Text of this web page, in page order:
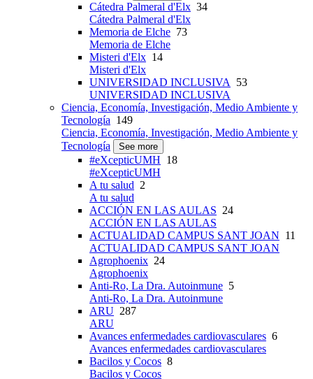
Cátedra Palmeral d'Elx 34
Cátedra Palmeral d'Elx
Memoria de Elche 73
Memoria de Elche
Misteri d'Elx 14
Misteri d'Elx
UNIVERSIDAD INCLUSIVA 53
UNIVERSIDAD INCLUSIVA
Ciencia, Economía, Investigación, Medio Ambiente y
Tecnología 149
Ciencia, Economía, Investigación, Medio Ambiente y
Tecnología
See more
#eXcepticUMH 18
#eXcepticUMH
A tu salud 2
A tu salud
ACCIÓN EN LAS AULAS 24
ACCIÓN EN LAS AULAS
ACTUALIDAD CAMPUS SANT JOAN 11
ACTUALIDAD CAMPUS SANT JOAN
Agrophoenix 24
Agrophoenix
Anti-Ro, La Dra. Autoinmune 5
Anti-Ro, La Dra. Autoinmune
ARU 287
ARU
Avances enfermedades cardiovasculares 6
Avances enfermedades cardiovasculares
Bacilos y Cocos 8
Bacilos y Cocos